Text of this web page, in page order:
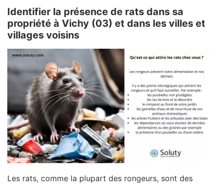
Identifier la présence de rats dans sa
propriété à Vichy (03) et dans les villes et
villages voisins
Les rats, comme la plupart des rongeurs, sont des